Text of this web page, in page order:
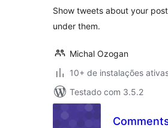
Show tweets about your
under them.
Michal Ozogan
10+ de instalações
Testado com 3.5.2